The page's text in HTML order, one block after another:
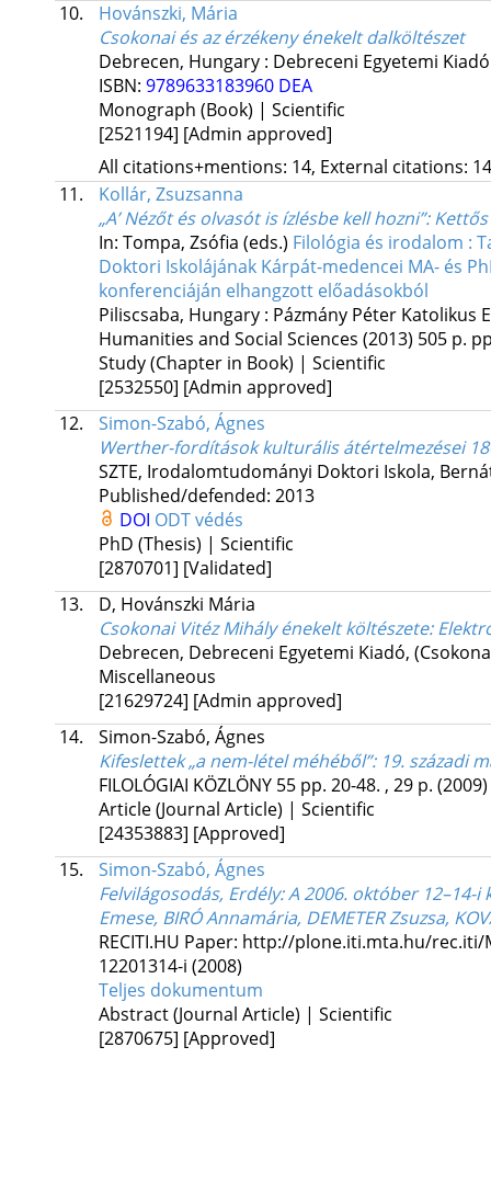
10.
Hovánszki, Mária
Csokonai és az érzékeny énekelt dalköltészet
Debrecen, Hungary : Debreceni Egyetemi Kiadó
ISBN: 9789633183960 DEA
Monograph (Book) | Scientific
[2521194] [Admin approved]
All citations+mentions: 14, External citations:
11.
Kollár, Zsuzsanna
„A’ Nézőt és olvasót is ízlésbe kell hozni”:
In: Tompa, Zsófia (eds.) Filológia és irodalom :
Doktori Iskolájának Kárpát-medencei MA- és
konferenciáján elhangzott előadásokból
Piliscsaba, Hungary : Pázmány Péter Katolikus
Humanities and Social Sciences (2013) 505 p.
Study (Chapter in Book) | Scientific
[2532550] [Admin approved]
12.
Simon-Szabó, Ágnes
Werther-fordítások kulturális átértelmezései
SZTE, Irodalomtudományi Doktori Iskola,
Published/defended: 2013
DOI ODT védés
PhD (Thesis) | Scientific
[2870701] [Validated]
13.
D, Hovánszki Mária
Csokonai Vitéz Mihály énekelt költészete:
Debrecen, Debreceni Egyetemi Kiadó,
Miscellaneous
[21629724] [Admin approved]
14.
Simon-Szabó, Ágnes
Kifeslettek „a nem-létel méhéből”: 19. századi
FILOLÓGIAI KÖZLÖNY 55 pp. 20-48. , 29 p. (2009)
Article (Journal Article) | Scientific
[24353883] [Approved]
15.
Simon-Szabó, Ágnes
Felvilágosodás, Erdély: A 2006. október
Emese, BIRÓ Annamária, DEMETER Zsuzsa,
RECITI.HU Paper: http://plone.iti.mta.hu/rec.iti/
12201314-i (2008)
Teljes dokumentum
Abstract (Journal Article) | Scientific
[2870675] [Approved]